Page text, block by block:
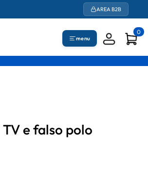
AREA B2B
menu
0
e falso polo